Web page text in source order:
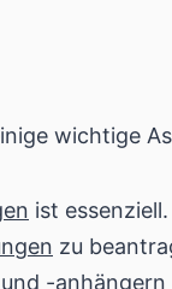
wichtige
ist essenziell.
zu
und -